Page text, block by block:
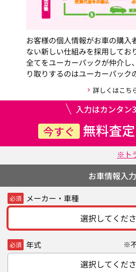
お客様の個人情報がお車の購入
ない新しい仕組みを採用してお
全てをユーカーパックが仲介し
り取りするのはユーカーパック
詳しくはこち
入力はカンタン
今すぐ 無料査
※ト
お車情報入力
必須 メーカー・車種
選択してくだ
必須 年式 ※
選択してくだ